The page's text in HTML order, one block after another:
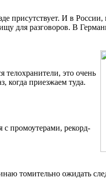
присутствует. И в России,
для разговоров. В
это очень
когда приезжаем туда.
промоутерами, рекорд-
томительно ожидать